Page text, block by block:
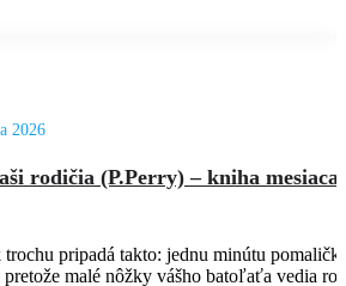
2026
rodičia (P.Perry) – kniha mesiaca
pripadá takto: jednu minútu
pretože malé nôžky vášho batoľaťa vedia